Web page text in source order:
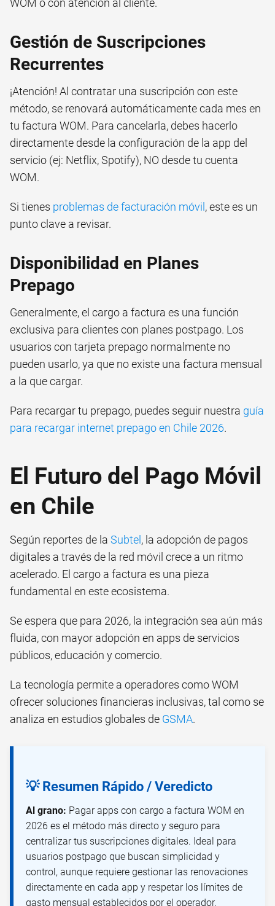
WOM o con atención al cliente.
Gestión de Suscripciones
Recurrentes
¡Atención! Al contratar una suscripción con este
método, se renovará automáticamente cada mes en
tu factura WOM. Para cancelarla, debes hacerlo
directamente desde la configuración de la app del
servicio (ej: Netflix, Spotify), NO desde tu cuenta
WOM.
Si tienes problemas de facturación móvil, este es un
punto clave a revisar.
Disponibilidad en Planes
Prepago
Generalmente, el cargo a factura es una función
exclusiva para clientes con planes postpago. Los
usuarios con tarjeta prepago normalmente no
pueden usarlo, ya que no existe una factura mensual
a la que cargar.
Para recargar tu prepago, puedes seguir nuestra guía
para recargar internet prepago en Chile 2026.
El Futuro del Pago Móvil
en Chile
Según reportes de la Subtel, la adopción de pagos
digitales a través de la red móvil crece a un ritmo
acelerado. El cargo a factura es una pieza
fundamental en este ecosistema.
Se espera que para 2026, la integración sea aún más
fluida, con mayor adopción en apps de servicios
públicos, educación y comercio.
La tecnología permite a operadores como WOM
ofrecer soluciones financieras inclusivas, tal como se
analiza en estudios globales de GSMA.
💡 Resumen Rápido / Veredicto
Al grano: Pagar apps con cargo a factura WOM en
2026 es el método más directo y seguro para
centralizar tus suscripciones digitales. Ideal para
usuarios postpago que buscan simplicidad y
control, aunque requiere gestionar las renovaciones
directamente en cada app y respetar los límites de
gasto mensual establecidos por el operador.